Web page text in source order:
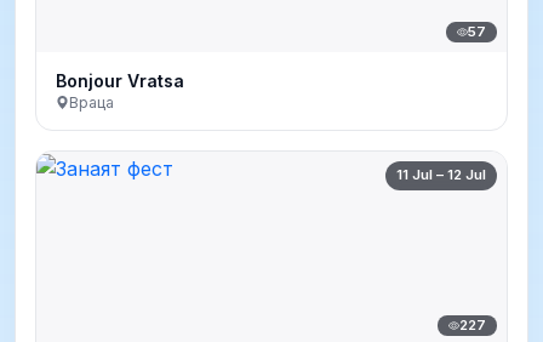
57
Bonjour Vratsa
Враца
11 Jul – 12 Jul
227